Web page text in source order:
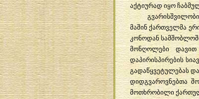
აქტიურად იყო
მაშინ ქართველმა
კონოდან
მონღოლები
დავით
დაპირისპირების
გადაწყვეტულებას და
დიდგვაროვნებთა
მოთხრობილი